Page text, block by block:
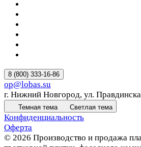
8 (800) 333-16-86
op@lobas.su
г. Нижний Новгород, ул.
Темная тема Светлая тема
Конфиденциальность
Оферта
© 2026 Производство и продажа